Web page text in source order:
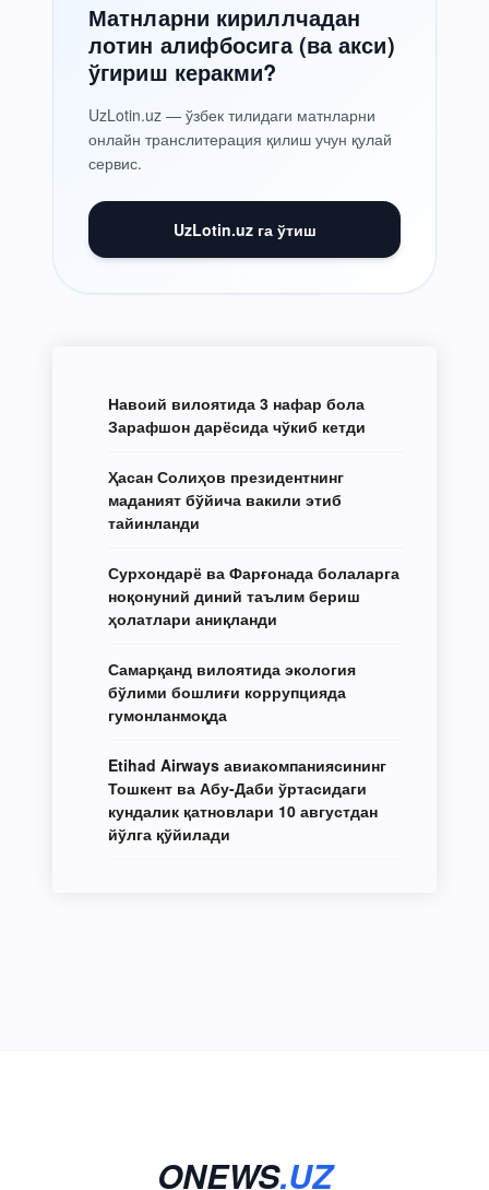
Матнларни кириллчадан
лотин алифбосига (ва акси)
ўгириш керакми?
UzLotin.uz — ўзбек тилидаги матнларни
онлайн транслитерация қилиш учун қулай
сервис.
UzLotin.uz га ўтиш
Навоий вилоятида 3 нафар бола
Зарафшон дарёсида чўкиб кетди
Ҳасан Солиҳов президентнинг
маданият бўйича вакили этиб
тайинланди
Сурхондарё ва Фарғонада болаларга
ноқонуний диний таълим бериш
ҳолатлари аниқланди
Самарқанд вилоятида экология
бўлими бошлиғи коррупцияда
гумонланмоқда
Etihad Airways авиакомпаниясининг
Тошкент ва Абу-Даби ўртасидаги
кундалик қатновлари 10 августдан
йўлга қўйилади
ONEWS.UZ